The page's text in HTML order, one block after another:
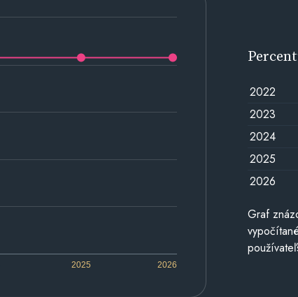
2025 2026
2022
2023
2024
2025
2026
Graf